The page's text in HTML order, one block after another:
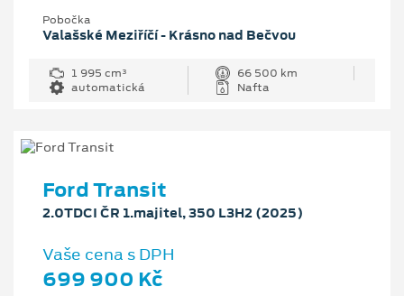
Pobočka
Valašské Meziříčí - Krásno nad Bečvou
1 995 cm³
66 500 km
automatická
Nafta
Ford Transit
2.0TDCI ČR 1.majitel, 350 L3H2 (2025)
Vaše cena s DPH
699 900 Kč